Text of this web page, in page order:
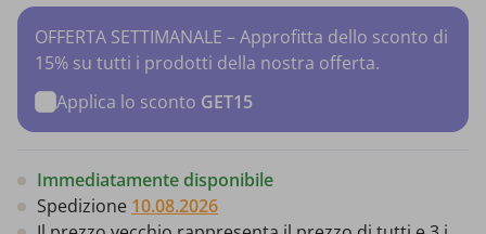
OFFERTA SETTIMANALE – Approfitta dello sconto di
15% su tutti i prodotti della nostra offerta.
Applica lo sconto GET15
Immediatamente disponibile
Spedizione 10.08.2026